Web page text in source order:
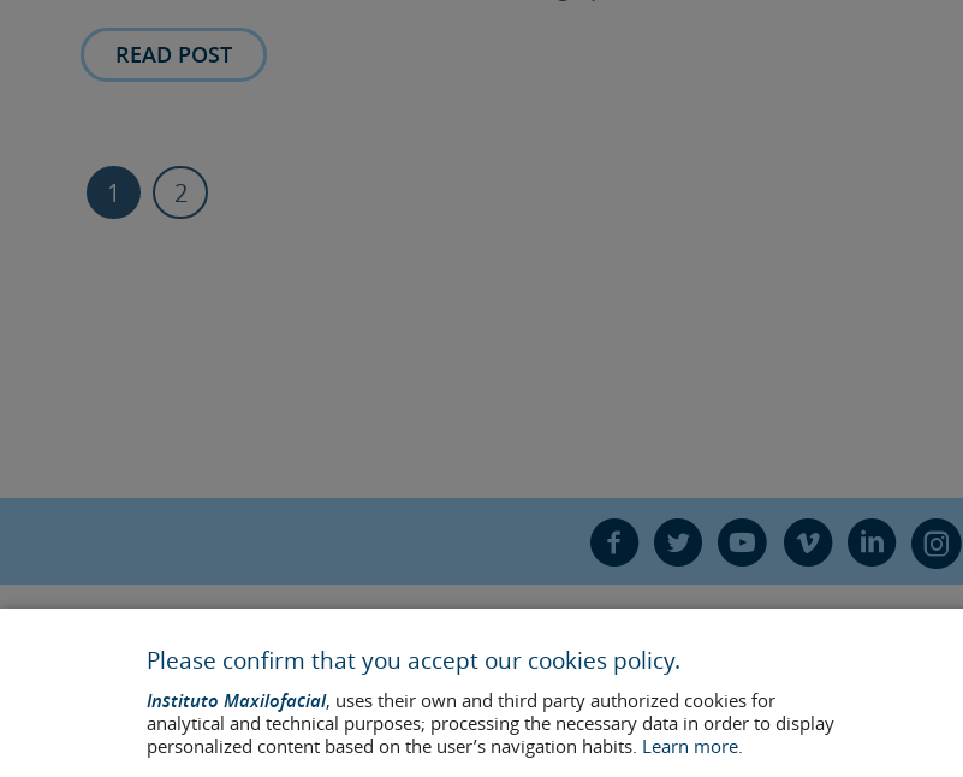
READ POST
1 2
F T Y V L Ñ
Please confirm that you accept our cookies policy.
Instituto Maxilofacial, uses their own and third party authorized cookies for
analytical and technical purposes; processing the necessary data in order to display
personalized content based on the user’s navigation habits. Learn more.